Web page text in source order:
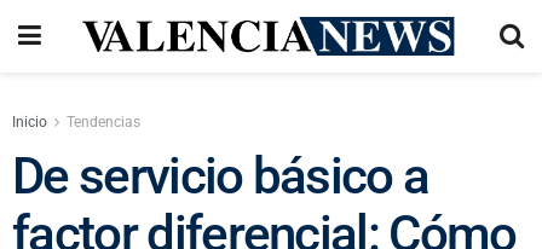
Inicio Tendencias
De servicio básico a
factor diferencial: Cómo